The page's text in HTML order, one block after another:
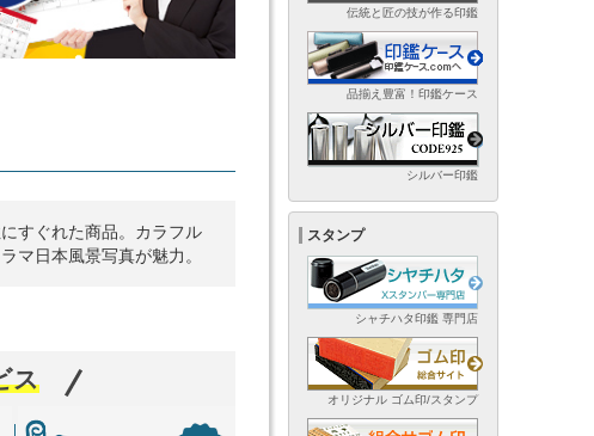
すぐれた商品。カラフル
マ日本風景写真が魅力。
ス
伝統と匠の技が作る印鑑
品揃え豊富！印鑑ケース
シルバー印鑑
スタンプ
シャチハタ印鑑 専門店
オリジナル ゴム印/スタンプ